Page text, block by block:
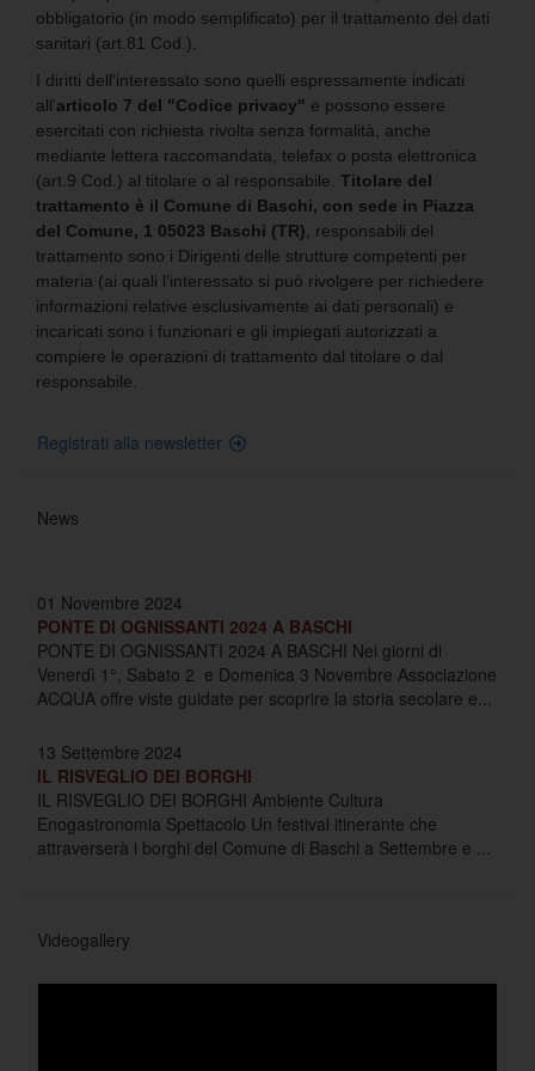
obbligatorio (in modo semplificato) per il trattamento dei dati
sanitari (art.81 Cod.).
I diritti dell'interessato sono quelli espressamente indicati
all'articolo 7 del "Codice privacy" e possono essere
esercitati con richiesta rivolta senza formalità, anche
mediante lettera raccomandata, telefax o posta elettronica
(art.9 Cod.) al titolare o al responsabile. Titolare del
trattamento è il Comune di Baschi, con sede in Piazza
del Comune, 1 05023 Baschi (TR) , responsabili del
trattamento sono i Dirigenti delle strutture competenti per
materia (ai quali l'interessato si può rivolgere per richiedere
informazioni relative esclusivamente ai dati personali) e
incaricati sono i funzionari e gli impiegati autorizzati a
compiere le operazioni di trattamento dal titolare o dal
responsabile.
Registrati alla newsletter
News
01 Novembre 2024
PONTE DI OGNISSANTI 2024 A BASCHI
PONTE DI OGNISSANTI 2024 A BASCHI Nei giorni di
Venerdì 1°, Sabato 2 e Domenica 3 Novembre Associazione
ACQUA offre viste guidate per scoprire la storia secolare e...
13 Settembre 2024
IL RISVEGLIO DEI BORGHI
IL RISVEGLIO DEI BORGHI Ambiente Cultura
Enogastronomia Spettacolo Un festival itinerante che
attraverserà i borghi del Comune di Baschi a Settembre e ...
Videogallery